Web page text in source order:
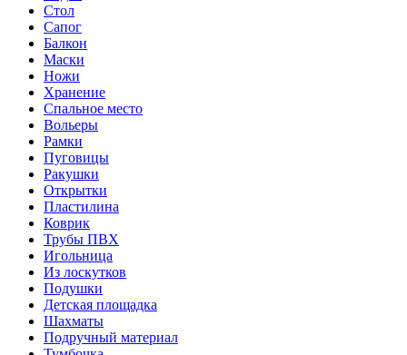
Стол
Сапог
Балкон
Маски
Ножи
Хранение
Спальное место
Вольеры
Рамки
Пуговицы
Ракушки
Открытки
Пластилина
Коврик
Трубы ПВХ
Игольница
Из лоскутков
Подушки
Детская площадка
Шахматы
Подручный материал